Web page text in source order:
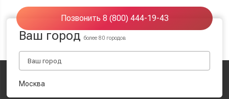
Позвонить 8 (800) 444-19-43
Ваш городболее 80 городов
Москва